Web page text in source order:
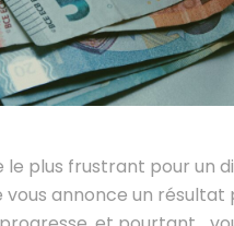
le plus frustrant pour un
annonce un résultat